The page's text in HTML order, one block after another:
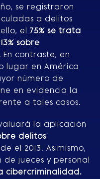
se registraron
a delitos
el 75% se trata
sobre
En contraste, en
lugar en América
número de
en evidencia la
a tales casos.
la aplicación
delitos
el 2013. Asimismo,
jueces y personal
cibercriminalidad.